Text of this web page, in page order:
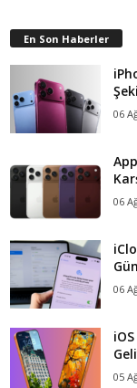
En Son Haberler
06
06
06
05